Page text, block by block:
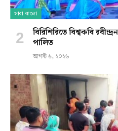
সারা বাংলা
বিরিশিরিতে বিশ্বকবি
পালিত
আগস্ট ৬, ২০২৬